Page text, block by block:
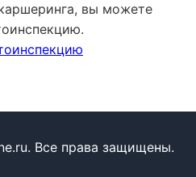
вы можете
Все права защищены.